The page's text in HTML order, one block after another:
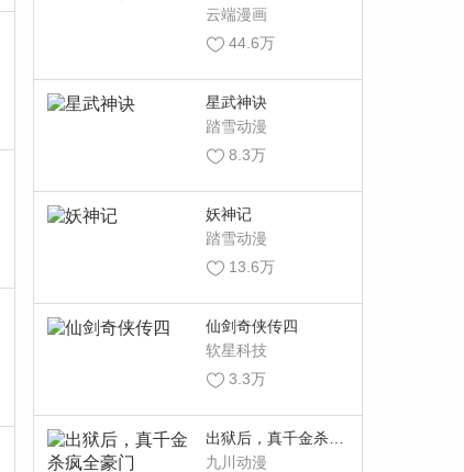
云端漫画
44.6万
星武神诀
踏雪动漫
8.3万
妖神记
踏雪动漫
13.6万
仙剑奇侠传四
软星科技
3.3万
出狱后，真千金杀疯
全豪门
九川动漫